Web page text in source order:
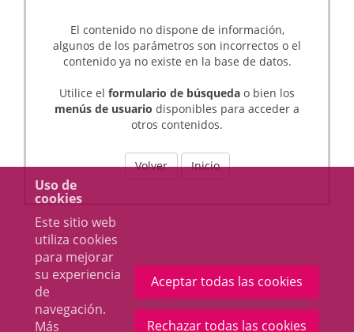
Uso de
cookies
Este sitio web
utiliza cookies
para mejorar
su experiencia
de
navegación.
Más
Aceptar todas las cookies
Rechazar todas las cookies
El contenido no dispone de información,
algunos de los parámetros son incorrectos o el
contenido ya no existe en la base de datos.
Utilice el formulario de búsqueda o bien los
menús de usuario disponibles para acceder a
otros contenidos.
Volver Inicio